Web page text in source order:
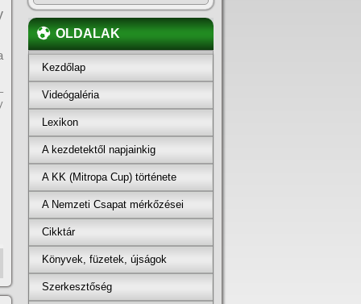
OLDALAK
Kezdőlap
Videógaléria
Lexikon
A kezdetektől napjainkig
A KK (Mitropa Cup) története
A Nemzeti Csapat mérkőzései
Cikktár
Könyvek, füzetek, újságok
Szerkesztőség